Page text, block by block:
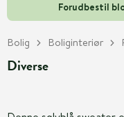
Forudbestil
Bolig Boliginteriør
Diverse